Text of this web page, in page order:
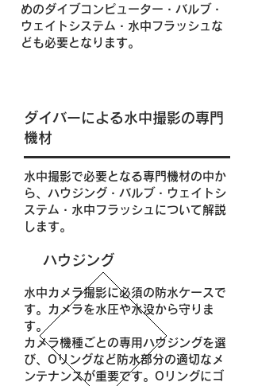
めのダイブコンピューター・バルブ・
ウェイトシステム・水中フラッシュな
ども必要となります。
ダイバーによる水中撮影の専門
機材
​水中撮影で必要となる専門機材の中か
ら、ハウジング・バルブ・ウェイトシ
ステム・水中フラッシュについて解説
します。
ハウジング
水中カメラ撮影に必須の防水ケースで
す。カメラを水圧や水没から守りま
す。
カメラ機種ごとの専用ハウジングを選
び、Oリングなど防水部分の適切なメ
ンテナンスが重要です。Oリングにゴ